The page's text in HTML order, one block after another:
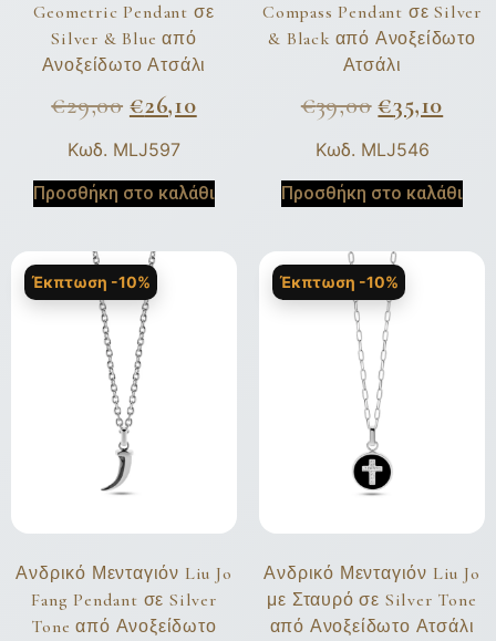
Geometric Pendant σε
Silver & Blue από
Ανοξείδωτο Ατσάλι
€29,00 €26,10
Κωδ. MLJ597
Προσθήκη στο καλάθι
Compass Pendant σε Silver
& Black από Ανοξείδωτο
Ατσάλι
€39,00 €35,10
Κωδ. MLJ546
Προσθήκη στο καλάθι
Έκπτωση -10%
Ανδρικό Μενταγιόν Liu Jo
Fang Pendant σε Silver
Tone από Ανοξείδωτο
Έκπτωση -10%
Ανδρικό Μενταγιόν Liu Jo
με Σταυρό σε Silver Tone
από Ανοξείδωτο Ατσάλι